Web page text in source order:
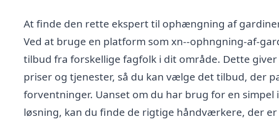
At finde den rette ekspert til ophængning af
Ved at bruge en platform som xn--ophngning-af-
tilbud fra forskellige fagfolk i dit område. Dette
priser og tjenester, så du kan vælge det tilbud, der
forventninger. Uanset om du har brug for en
løsning, kan du finde de rigtige håndværkere, der